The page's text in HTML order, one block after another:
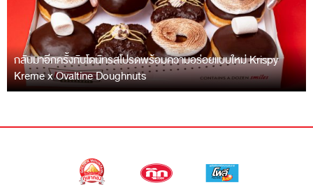
กลับมาอีกครั้งกับโดนัทรสโปรดพร้อมความอร่อยแบบใหม่ Krispy
Kreme x Ovaltine Doughnuts